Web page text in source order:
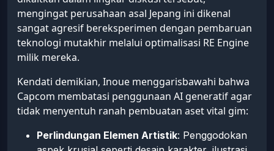
mengingat perusahaan asal Jepang ini dikenal
sangat agresif bereksperimen dengan pembaruan
teknologi mutakhir melalui optimalisasi RE Engine
milik mereka.
Kendati demikian, Inoue menggarisbawahi bahwa
Capcom membatasi penggunaan AI generatif agar
tidak menyentuh ranah pembuatan aset vital gim:
Perlindungan Elemen Artistik: Penggodokan